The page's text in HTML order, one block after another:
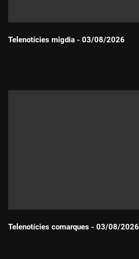
Telenotícies migdia - 03/08/2026
Telenotícies comarques - 03/08/2026